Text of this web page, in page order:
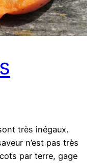
très inégaux.
n’est pas très
par terre, gage